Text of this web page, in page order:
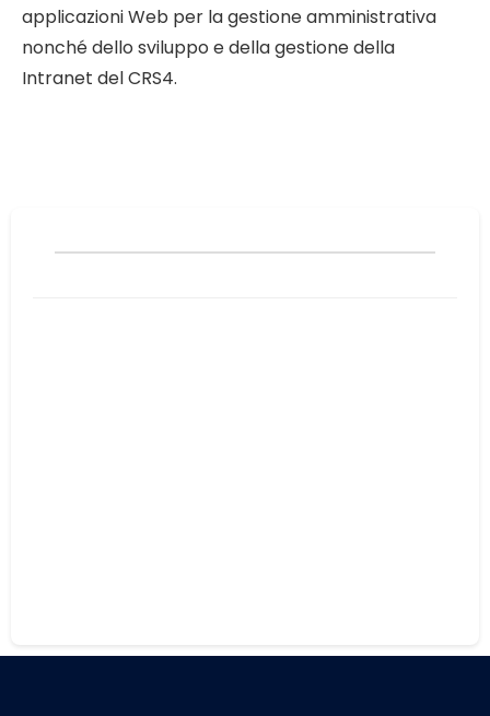
applicazioni Web per la gestione amministrativa
nonché dello sviluppo e della gestione della
Intranet del CRS4.